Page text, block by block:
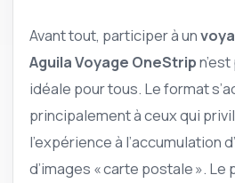
Avant tout, participer à un
Aguila Voyage OneStrip
idéale pour tous. Le format
principalement à ceux qui
l’expérience à l’accumulation
d’images « carte postale ».